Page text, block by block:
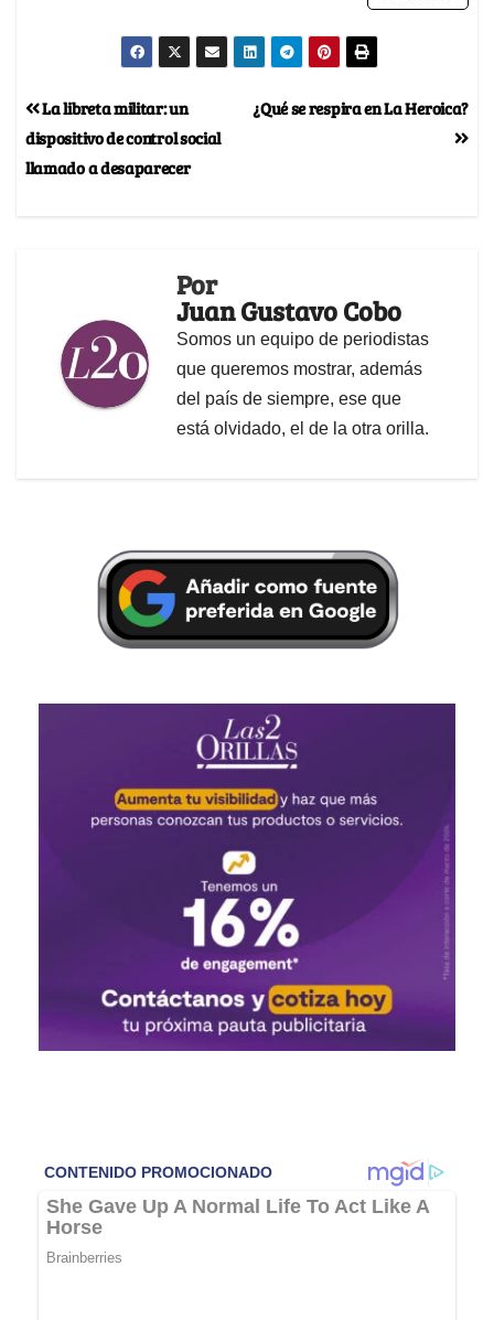
¿Qué se respira en La Heroica?
La libreta militar: un
dispositivo de control social
llamado a desaparecer
Por
Juan Gustavo Cobo
Somos un equipo de periodistas
que queremos mostrar, además
del país de siempre, ese que
está olvidado, el de la otra orilla.